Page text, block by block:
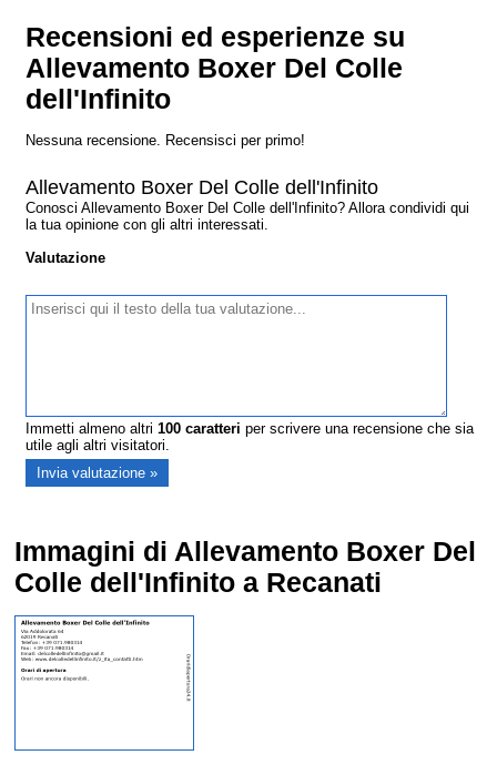
Recensioni ed esperienze su
Allevamento Boxer Del Colle
dell'Infinito
Nessuna recensione. Recensisci per primo!
Allevamento Boxer Del Colle dell'Infinito
Conosci Allevamento Boxer Del Colle dell'Infinito? Allora condividi qui
la tua opinione con gli altri interessati.
Valutazione
Immetti almeno altri100 caratteri per scrivere una recensione che sia
utile agli altri visitatori.
Immagini di Allevamento Boxer Del
Colle dell'Infinito a Recanati